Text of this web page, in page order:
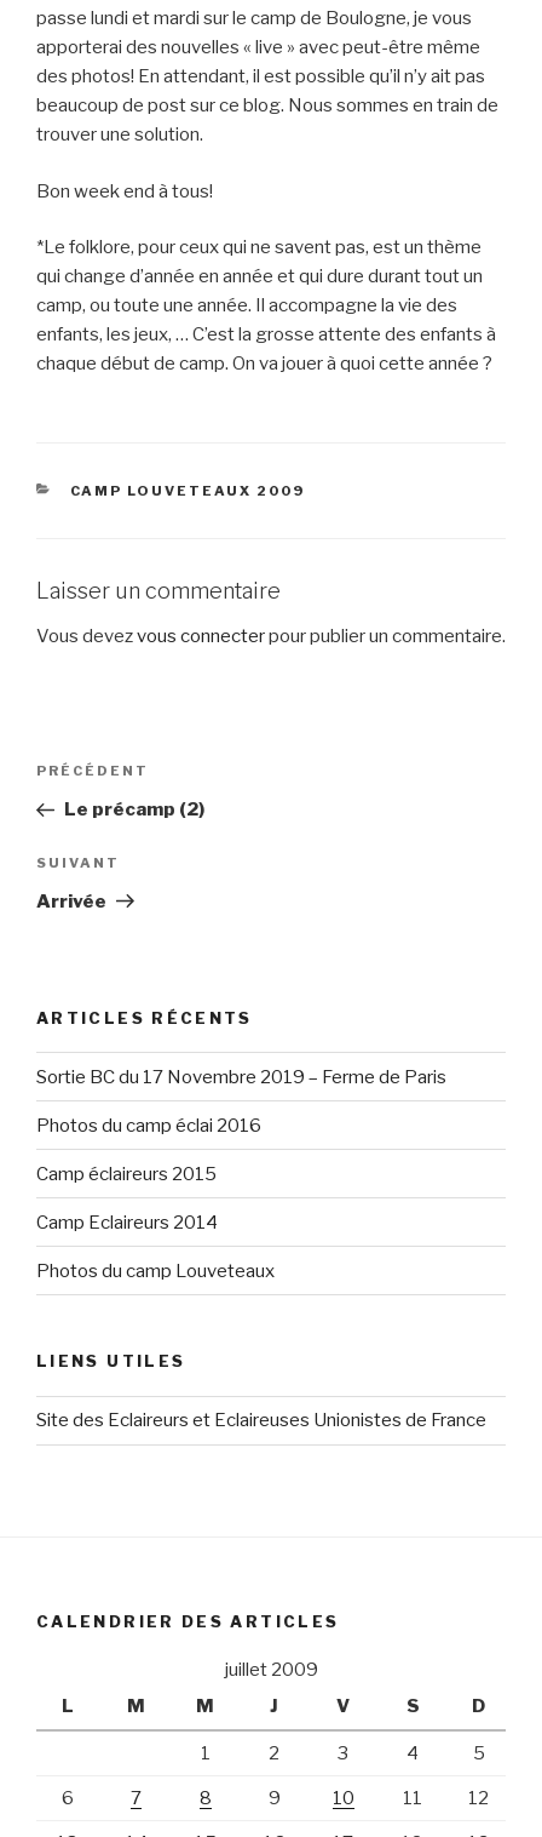
passe lundi et mardi sur le camp de Boulogne, je vous
apporterai des nouvelles « live » avec peut-être même
des photos! En attendant, il est possible qu’il n’y ait pas
beaucoup de post sur ce blog. Nous sommes en train de
trouver une solution.
Bon week end à tous!
*Le folklore, pour ceux qui ne savent pas, est un thème
qui change d’année en année et qui dure durant tout un
camp, ou toute une année. Il accompagne la vie des
enfants, les jeux, … C’est la grosse attente des enfants à
chaque début de camp. On va jouer à quoi cette année ?
CATÉGORIES
CAMP LOUVETEAUX 2009
Laisser un commentaire
Vous devezvous connecterpour publier un commentaire.
Navigation
l’article
Article
précédent
PRÉCÉDENT
Le précamp (2)
Article
suivant
SUIVANT
Arrivée
ARTICLES RÉCENTS
Sortie BC du 17 Novembre 2019 – Ferme de Paris
Photos du camp éclai 2016
Camp éclaireurs 2015
Camp Eclaireurs 2014
Photos du camp Louveteaux
LIENS UTILES
Site des Eclaireurs et Eclaireuses Unionistes de France
CALENDRIER DES ARTICLES
juillet 2009
L
M M J V S D
1 2 3 4 5
6 7 8 9 10 11 12